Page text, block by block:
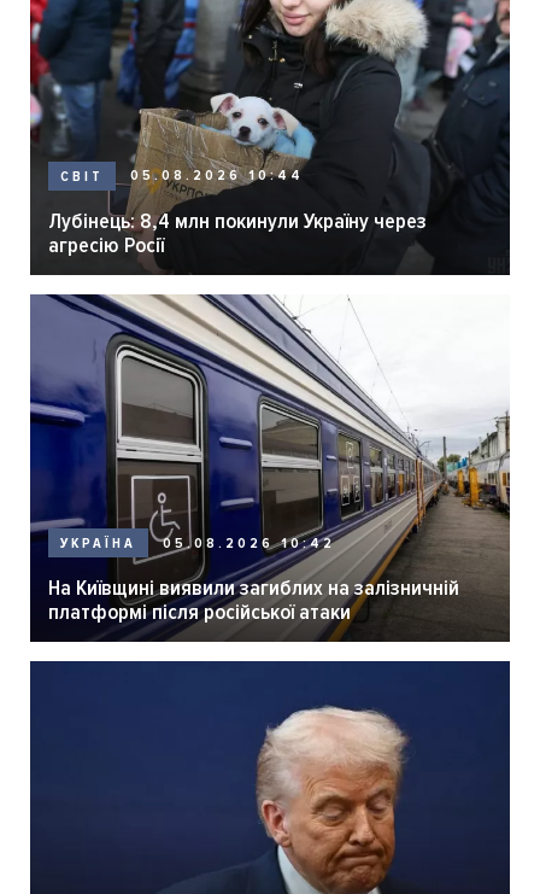
СВІТ 05.08.2026 10:44
Лубінець: 8,4 млн покинули Україну через
агресію Росії
УКРАЇНА 05.08.2026 10:42
На Київщині виявили загиблих на залізничній
платформі після російської атаки